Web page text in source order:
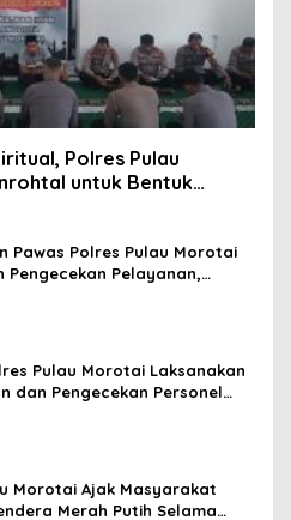
Polres Pulau
untuk Bentuk
Pawas Polres Pulau Morotai
Pengecekan Pelayanan,
Mendapat
Pulau Morotai Laksanakan
dan Pengecekan Personel
Terima Piket Fungsi
Morotai Ajak Masyarakat
Merah Putih Selama